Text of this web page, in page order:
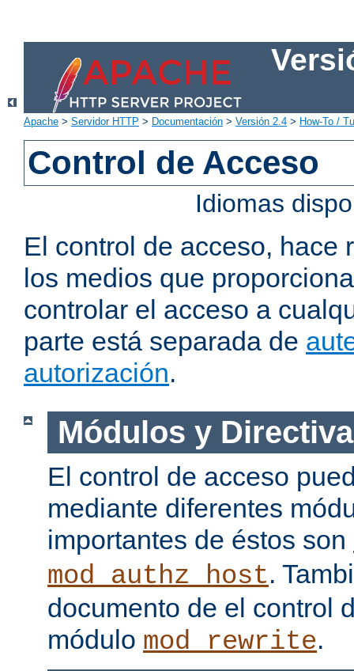
Apache > Servidor HTTP > Documentación > Versión 2.4 > How-To /
Control de Acceso
Idiomas
El control de acceso, hace
los medios que
controlar el acceso a
parte está separada de
autorización.
Módulos y
El control de acceso
mediante diferentes
importantes de éstos son
mod_authz_host.
documento de el control
módulo mod_rewrite.